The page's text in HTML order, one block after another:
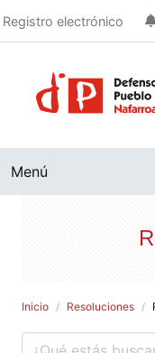
Registro electrónico
Menú
Inicio Resoluciones